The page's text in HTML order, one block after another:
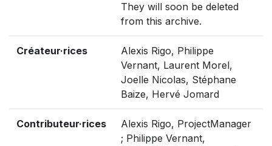
They will soon be deleted
from this archive.
Créateur·rices
Alexis Rigo, Philippe
Vernant, Laurent Morel,
Joelle Nicolas, Stéphane
Baize, Hervé Jomard
Contributeur·rices
Alexis Rigo, ProjectManager
; Philippe Vernant,